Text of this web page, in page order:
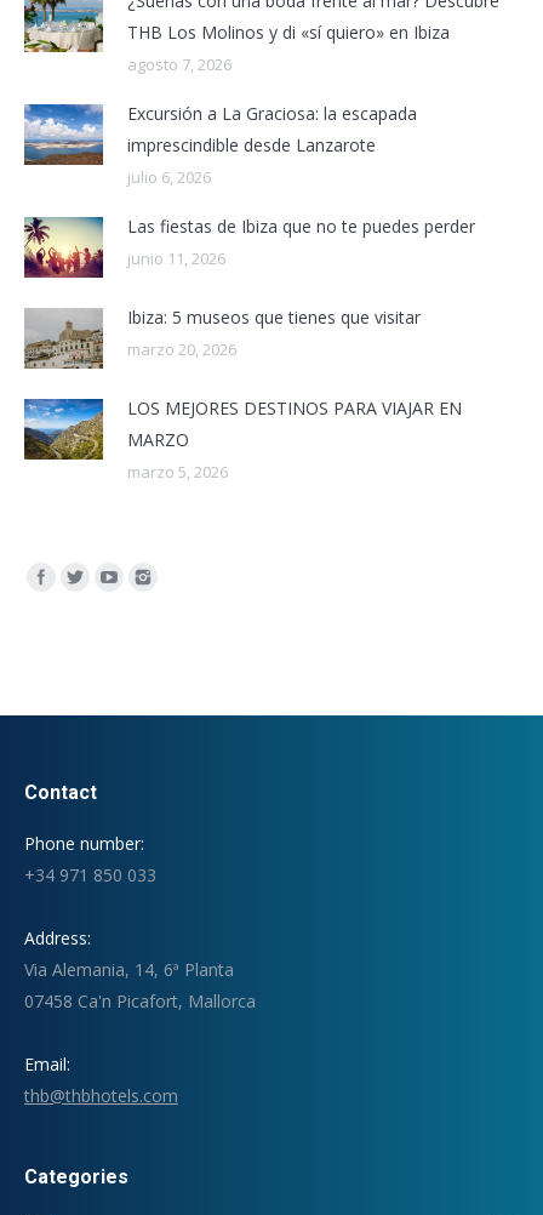
THB Los Molinos y di «sí quiero» en Ibiza
agosto 7, 2026
Excursión a La Graciosa: la escapada
imprescindible desde Lanzarote
julio 6, 2026
Las fiestas de Ibiza que no te puedes perder
junio 11, 2026
Ibiza: 5 museos que tienes que visitar
marzo 20, 2026
LOS MEJORES DESTINOS PARA VIAJAR EN
MARZO
marzo 5, 2026
Encuéntranos en:
Contact
Phone number:
+34 971 850 033
Address:
Via Alemania, 14, 6ª Planta
07458 Ca'n Picafort, Mallorca
Email:
thb@thbhotels.com
Categories